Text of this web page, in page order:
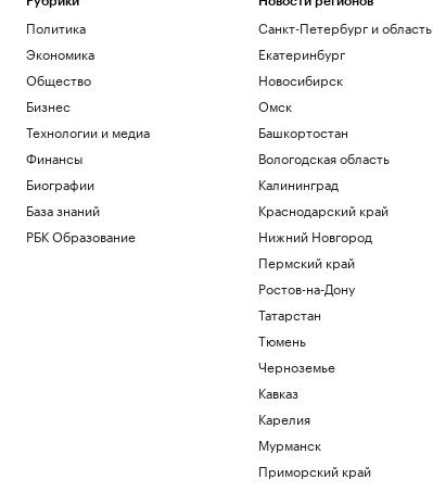
Политика
Экономика
Общество
Бизнес
Технологии и медиа
Финансы
Биографии
База знаний
РБК Образование
Санкт-Петербург и область
Екатеринбург
Новосибирск
Омск
Башкортостан
Вологодская область
Калининград
Краснодарский край
Нижний Новгород
Пермский край
Ростов-на-Дону
Татарстан
Тюмень
Черноземье
Кавказ
Карелия
Мурманск
Приморский край